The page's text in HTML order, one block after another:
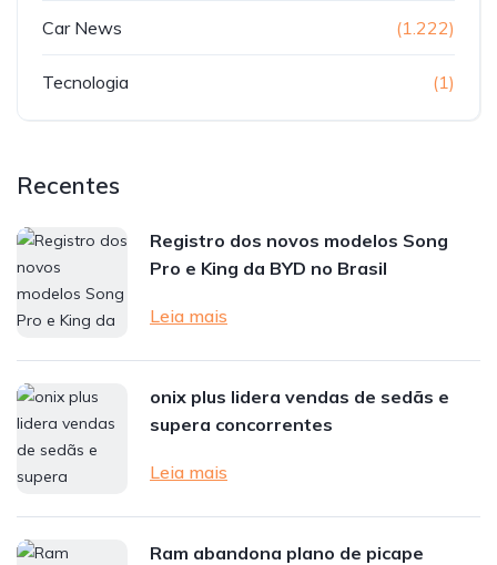
Car News (1.222)
Tecnologia (1)
Recentes
Registro dos novos modelos Song
Pro e King da BYD no Brasil
Leia mais
onix plus lidera vendas de sedãs e
supera concorrentes
Leia mais
Ram abandona plano de picape